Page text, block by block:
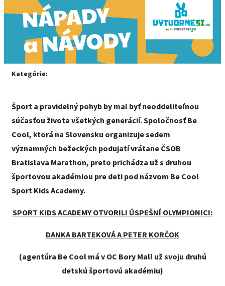
Kategórie:
Šport a pravidelný pohyb by mal byť neoddeliteľnou
súčasťou života všetkých generácií. Spoločnosť Be
Cool, ktorá na Slovensku organizuje sedem
významných bežeckých podujatí vrátane ČSOB
Bratislava Marathon, preto prichádza už s druhou
športovou akadémiou pre deti pod názvom Be Cool
Sport Kids Academy.
SPORT KIDS ACADEMY OTVORILI ÚSPEŠNÍ OLYMPIONICI:
DANKA BARTEKOVÁ A PETER KORČOK
(agentúra Be Cool má v OC Bory Mall už svoju druhú
detskú športovú akadémiu)